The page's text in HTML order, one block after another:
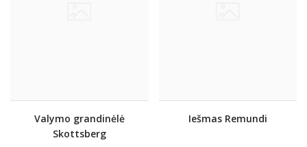
Valymo grandinėlė
Skottsberg
Iešmas Remundi